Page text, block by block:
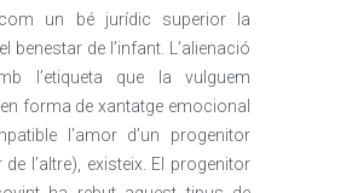
un bé jurídic superior la
benestar de l’infant. L’alienació
l’etiqueta que la vulguem
forma de xantatge emocional
l’amor d’un progenitor
de l’altre), existeix. El progenitor